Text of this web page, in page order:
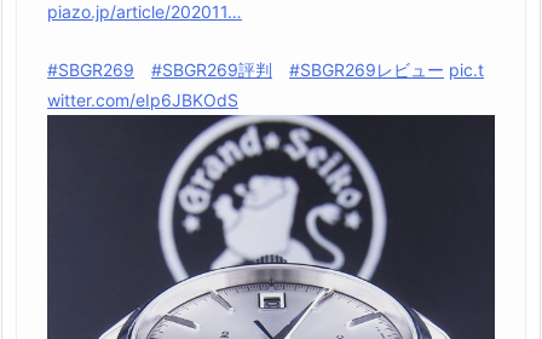
piazo.jp/article/202011…
#SBGR269 #SBGR269評判 #SBGR269レビュー pic.t
witter.com/eIp6JBKOdS